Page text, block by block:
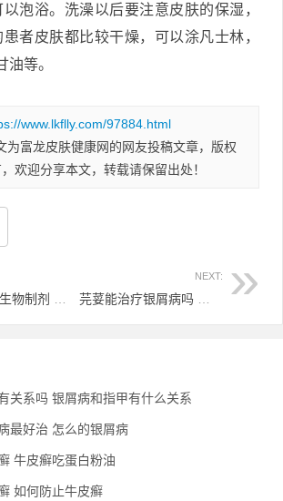
泡浴。洗澡以后要注意皮肤的保湿，
者皮肤都比较干燥，可以涂凡士林，
油等。
www.lkflly.com/97884.html
为富龙皮肤健康网的网友投稿文章，版权
欢迎分享本文，转载请保留出处！
NEXT:
关系吗 银屑病和指甲有什么关系
最好治 怎么的银屑病
牛皮癣吃蛋白粉油
如何防止牛皮癣